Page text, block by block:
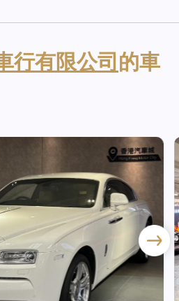
行有限公司 的車